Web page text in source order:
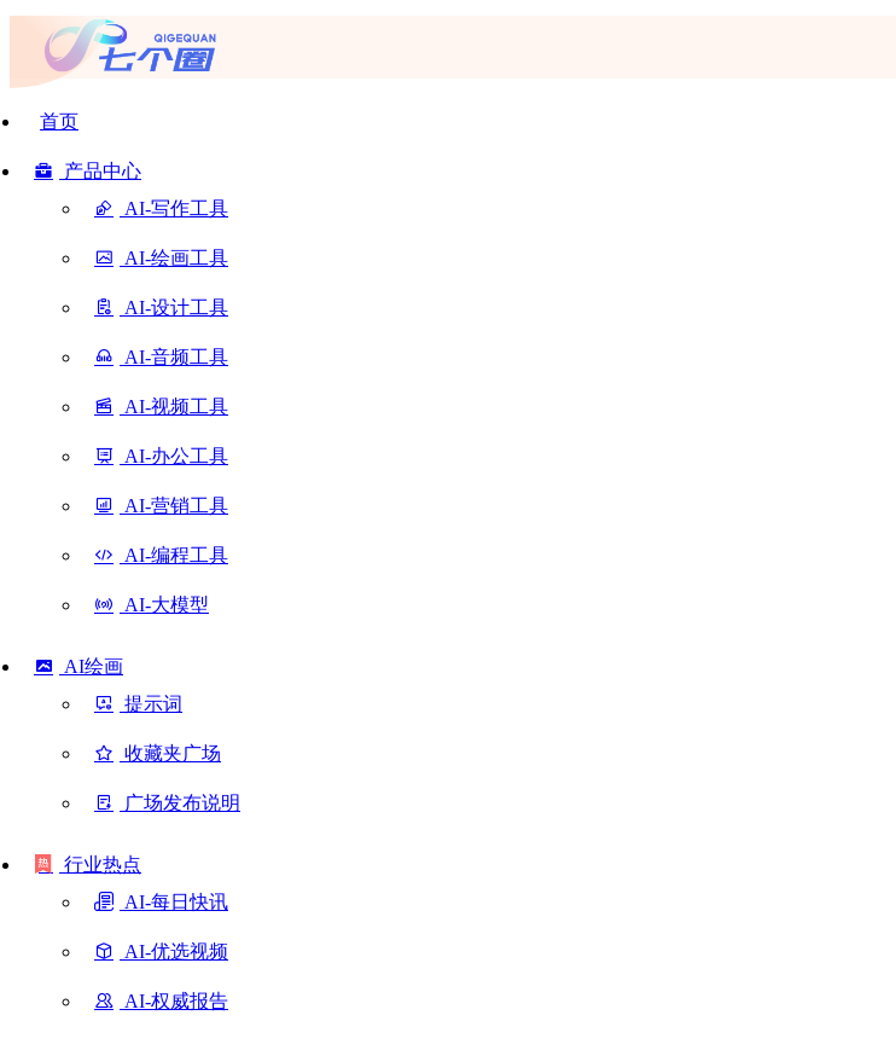
首页
产品中心
AI-写作工具
AI-绘画工具
AI-设计工具
AI-音频工具
AI-视频工具
AI-办公工具
AI-营销工具
AI-编程工具
AI-大模型
AI绘画
提示词
收藏夹广场
广场发布说明
行业热点
AI-每日快讯
AI-优选视频
AI-权威报告